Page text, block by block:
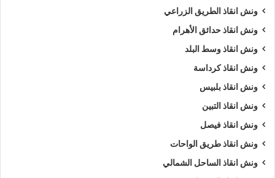
ونش انقاذ الطريق الزراعي
ونش انقاذ حدائق الأهرام
ونش انقاذ وسط البلد
ونش انقاذ كرداسة
ونش انقاذ بلبيس
ونش انقاذ التبين
ونش انقاذ فيصل
ونش انقاذ طريق الواحات
ونش انقاذ الساحل الشمالي